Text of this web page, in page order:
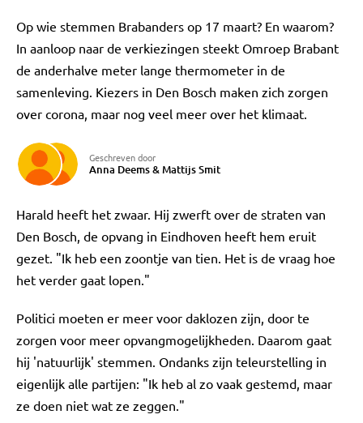
Op wie stemmen Brabanders op 17 maart? En waarom?
In aanloop naar de verkiezingen steekt Omroep Brabant
de anderhalve meter lange thermometer in de
samenleving. Kiezers in Den Bosch maken zich zorgen
over corona, maar nog veel meer over het klimaat.
Geschreven door
Anna Deems&Mattijs Smit
Harald heeft het zwaar. Hij zwerft over de straten van
Den Bosch, de opvang in Eindhoven heeft hem eruit
gezet. "Ik heb een zoontje van tien. Het is de vraag hoe
het verder gaat lopen."
Politici moeten er meer voor daklozen zijn, door te
zorgen voor meer opvangmogelijkheden. Daarom gaat
hij 'natuurlijk' stemmen. Ondanks zijn teleurstelling in
eigenlijk alle partijen: "Ik heb al zo vaak gestemd, maar
ze doen niet wat ze zeggen."